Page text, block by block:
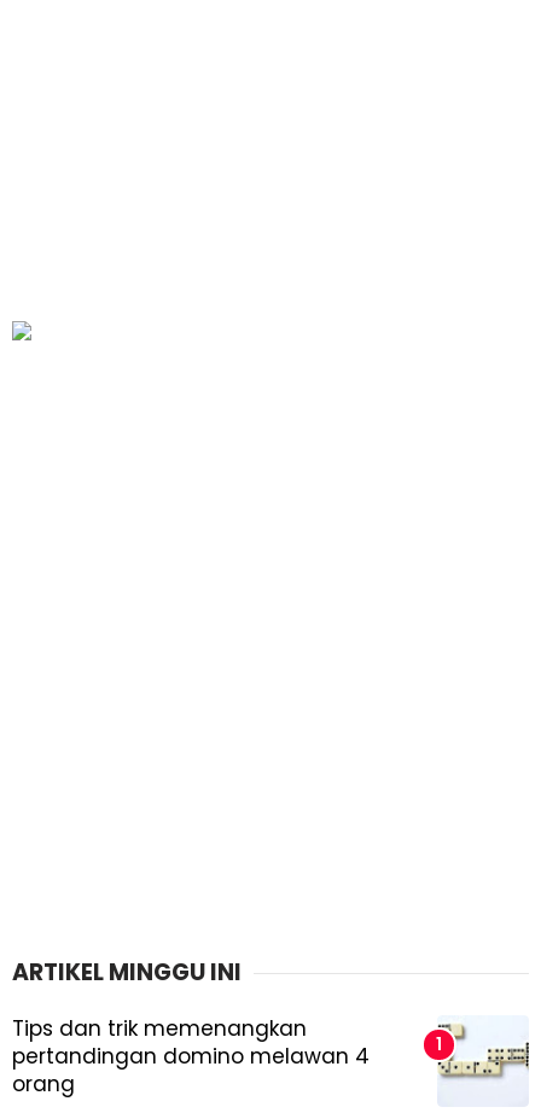
ARTIKEL MINGGU INI
Tips dan trik memenangkan
pertandingan domino melawan 4
orang